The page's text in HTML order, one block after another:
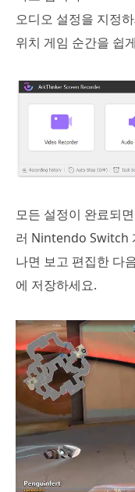
오디오 설정을 지정
위치 게임 순간을 쉽
모든 설정이 완료되
러 Nintendo Switch
나면 보고 편집한 다
에 저장하세요.